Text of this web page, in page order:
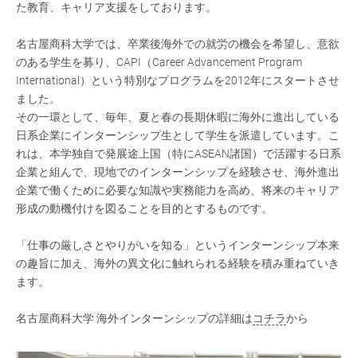
た教育、キャリア支援をしております。
名古屋商科大学では、卒業後海外での就労の機会を希望し、意欲
のある学生を募り、CAPI（Career Advancement Program
International）という特別なプログラムを2012年にスタートさせ
ました。
その一環として、毎年、夏と春の長期休暇に海外に進出している
日系企業にインターンシップ生として学生を派遣しています。こ
れは、本学独自で発展途上国（特にASEAN諸国）で活躍する日系
企業と組んで、現地でのインターンシップを経験させ、海外進出
企業で働くために必要な知識や実務能力を高め、将来のキャリア
形成の動機付けを図ることを目的とするものです。
「仕事の厳しさとやりがいを知る」というインターンシップ本来
の趣旨に加え、海外の異文化に触れられる経験を積み重ねていき
ます。
名古屋商科大学 海外インターンシップの詳細はコチラから